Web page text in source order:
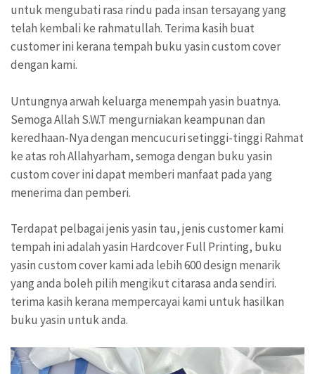
untuk mengubati rasa rindu pada insan tersayang yang
telah kembali ke rahmatullah. Terima kasih buat
customer ini kerana tempah buku yasin custom cover
dengan kami.
Untungnya arwah keluarga menempah yasin buatnya.
Semoga Allah S.W.T mengurniakan keampunan dan
keredhaan-Nya dengan mencucuri setinggi-tinggi Rahmat
ke atas roh Allahyarham, semoga dengan buku yasin
custom cover ini dapat memberi manfaat pada yang
menerima dan pemberi.
Terdapat pelbagai jenis yasin tau, jenis customer kami
tempah ini adalah yasin Hardcover Full Printing, buku
yasin custom cover kami ada lebih 600 design menarik
yang anda boleh pilih mengikut citarasa anda sendiri.
terima kasih kerana mempercayai kami untuk hasilkan
buku yasin untuk anda.